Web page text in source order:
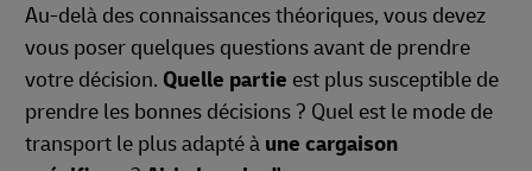
Au-delà des connaissances théoriques, vous devez
vous poser quelques questions avant de prendre
votre décision. Quelle partie est plus susceptible de
prendre les bonnes décisions ? Quel est le mode de
transport le plus adapté à une cargaison